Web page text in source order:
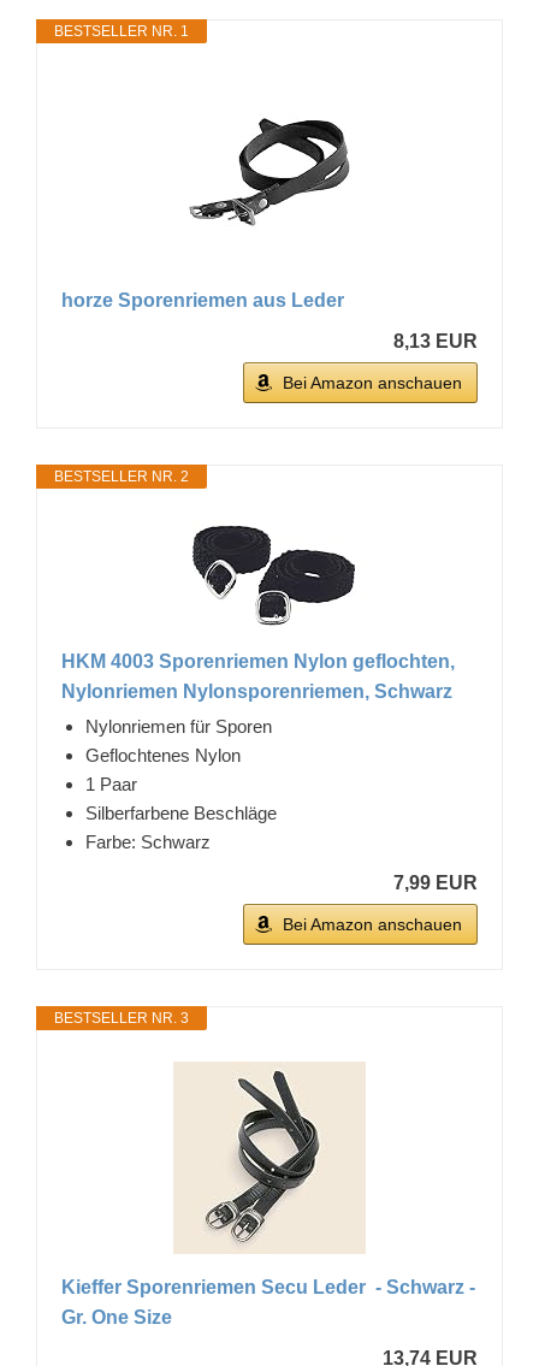
BESTSELLER NR. 1
horze Sporenriemen aus Leder
8,13 EUR
Bei Amazon anschauen
BESTSELLER NR. 2
HKM 4003 Sporenriemen Nylon geflochten,
Nylonriemen Nylonsporenriemen, Schwarz
Nylonriemen für Sporen
Geflochtenes Nylon
1 Paar
Silberfarbene Beschläge
Farbe: Schwarz
7,99 EUR
Bei Amazon anschauen
BESTSELLER NR. 3
Kieffer Sporenriemen Secu Leder - Schwarz -
Gr. One Size
13,74 EUR